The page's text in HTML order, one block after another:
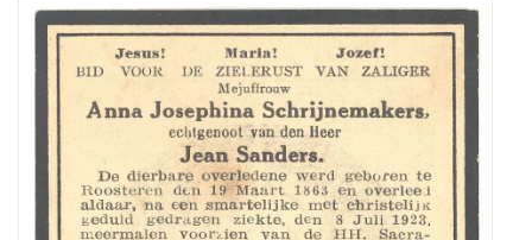
zoek
een
foto
van
mijn
overgrootmoeder
(Jo)anna